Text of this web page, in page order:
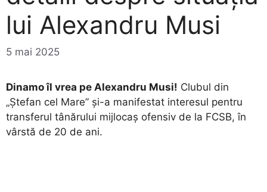
lui Alexandru Musi
5 mai 2025
Dinamo îl vrea pe Alexandru Musi! Clubul din
„Ștefan cel Mare” și-a manifestat interesul pentru
transferul tânărului mijlocaș ofensiv de la FCSB, în
vârstă de 20 de ani.